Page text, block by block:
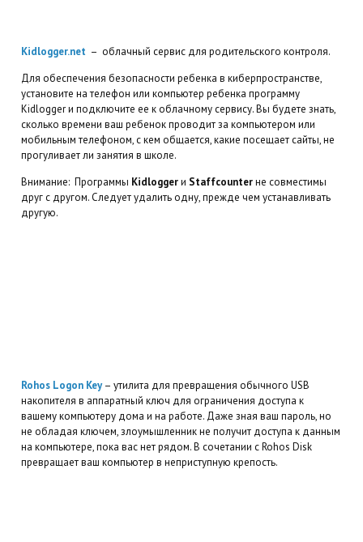
Kidlogger.net – облачный сервис для родительского контроля.
Для обеспечения безопасности ребенка в киберпространстве,
установите на телефон или компьютер ребенка программу
Kidlogger и подключите ее к облачному сервису. Вы будете знать,
сколько времени ваш ребенок проводит за компьютером или
мобильным телефоном, с кем общается, какие посещает сайты, не
прогуливает ли занятия в школе.
Внимание: Программы Kidloggerи Staffcounterне совместимы
друг с другом. Следует удалить одну, прежде чем устанавливать
другую.
Rohos Logon Key– утилита для превращения обычного USB
накопителя в аппаратный ключ для ограничения доступа к
вашему компьютеру дома и на работе. Даже зная ваш пароль, но
не обладая ключем, злоумышленник не получит доступа к данным
на компьютере, пока вас нет рядом. В сочетании с Rohos Disk
превращает ваш компьютер в неприступную крепость.